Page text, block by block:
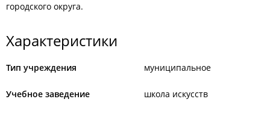
городского округа.
Характеристики
Тип учреждения муниципальное
Учебное заведение школа искусств